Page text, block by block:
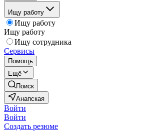
Ищу работу
Ищу работу
Ищу работу
Ищу сотрудника
Сервисы
Помощь
Ещё
Поиск
Анапская
Войти
Войти
Создать резюме